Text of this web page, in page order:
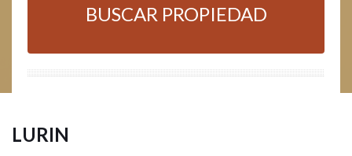
BUSCAR PROPIEDAD
LURIN